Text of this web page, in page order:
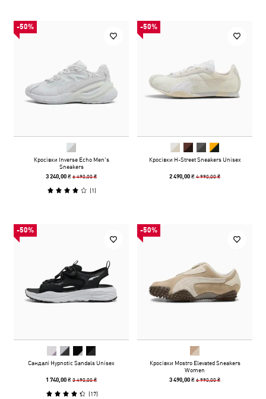
-50%
Кросівки Inverse Echo Men's
Sneakers
3 240,00 ₴6 490,00 ₴
(1)
-50%
Кросівки H-Street Sneakers Unisex
2 490,00 ₴4 990,00 ₴
-50%
Сандалі Hypnotic Sandals Unisex
1 740,00 ₴3 490,00 ₴
(17)
-50%
Кросівки Mostro Elevated Sneakers
Women
3 490,00 ₴6 990,00 ₴